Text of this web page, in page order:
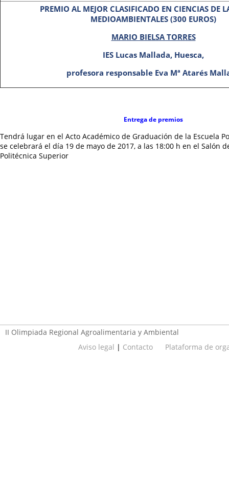
PREMIO AL MEJOR CLASIFICADO EN CIENCIAS DE
MEDIOAMBIENTALES (300 EUROS)
MARIO BIELSA TORRES
IES Lucas Mallada, Huesca,
profesora responsable Eva Mª Atarés
Entrega de premios
Tendrá lugar en el Acto Académico de Graduación de la Escuela
se celebrará el día 19 de mayo de 2017, a las 18:00 h en el Salón
Politécnica Superior
II Olimpiada Regional Agroalimentaria y Ambiental
Aviso legal | Contacto Plataforma de